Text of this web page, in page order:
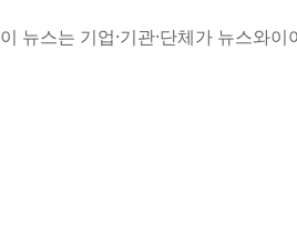
이 뉴스는 기업·기관·단체가 뉴스와